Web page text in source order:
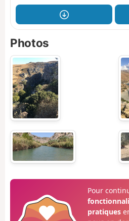
Photos
Pour
pratiques